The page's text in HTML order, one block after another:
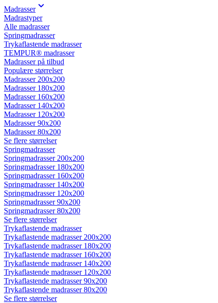
Madrasser
Madrastyper
Alle madrasser
Springmadrasser
Trykaflastende madrasser
TEMPUR® madrasser
Madrasser på tilbud
Populære størrelser
Madrasser 200x200
Madrasser 180x200
Madrasser 160x200
Madrasser 140x200
Madrasser 120x200
Madrasser 90x200
Madrasser 80x200
Se flere størrelser
Springmadrasser
Springmadrasser 200x200
Springmadrasser 180x200
Springmadrasser 160x200
Springmadrasser 140x200
Springmadrasser 120x200
Springmadrasser 90x200
Springmadrasser 80x200
Se flere størrelser
Trykaflastende madrasser
Trykaflastende madrasser 200x200
Trykaflastende madrasser 180x200
Trykaflastende madrasser 160x200
Trykaflastende madrasser 140x200
Trykaflastende madrasser 120x200
Trykaflastende madrasser 90x200
Trykaflastende madrasser 80x200
Se flere størrelser